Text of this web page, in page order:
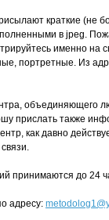
краткие (не
в jpeg.
именно
портретные. Из
объединяющего
прислать также
как давно
принимаются до 24
адресу: